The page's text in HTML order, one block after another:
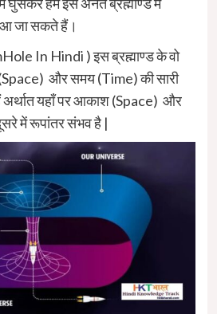
आ जा सकते हैं।
In Hindi ) इस ब्रह्माण्ड के वो
और समय (Time) की सारी
हैं अर्थात यहाँ पर आकाश (Space) और
में रूपांतर संभव है |